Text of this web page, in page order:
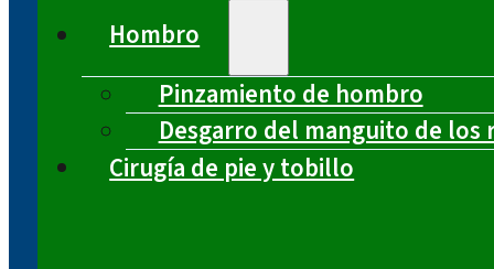
Hombro
Pinzamiento de hombro
Desgarro del manguito de los
Cirugía de pie y tobillo